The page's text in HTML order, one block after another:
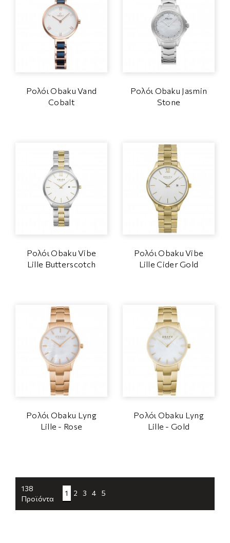
Ρολόι Obaku Vand
Cobalt
Ρολόι Obaku Jasmin
Stone
Ρολόι Obaku Vibe
Lille Butterscotch
Ρολόι Obaku Vibe
Lille Cider Gold
Ρολόι Obaku Lyng
Lille - Rose
Ρολόι Obaku Lyng
Lille - Gold
138
Προϊόντα
1 2 3 4 5